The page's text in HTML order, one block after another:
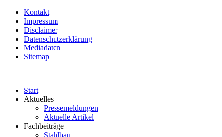
Kontakt
Impressum
Disclaimer
Datenschutzerklärung
Mediadaten
Sitemap
Start
Aktuelles
Pressemeldungen
Aktuelle Artikel
Fachbeiträge
Stahlbau